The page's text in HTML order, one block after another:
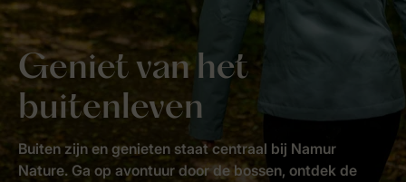
Geniet van het
buitenleven
Buiten zijn en genieten staat centraal bij Namur
Nature. Ga op avontuur door de bossen, ontdek de